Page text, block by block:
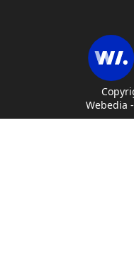
Webedia